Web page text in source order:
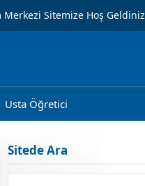
Merkezi Sitemize Hoş
Usta Öğretici
Sitede Ara